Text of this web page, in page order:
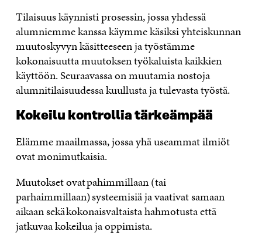
Tilaisuus käynnisti prosessin, jossa yhdessä
alumniemme kanssa käymme käsiksi yhteiskunnan
muutoskyvyn käsitteeseen ja työstämme
kokonaisuutta muutoksen työkaluista kaikkien
käyttöön. Seuraavassa on muutamia nostoja
alumnitilaisuudessa kuullusta ja tulevasta työstä.
Kokeilu kontrollia tärkeämpää
Elämme maailmassa, jossa yhä useammat ilmiöt
ovat monimutkaisia.
Muutokset ovat pahimmillaan (tai
parhaimmillaan) systeemisiä ja vaativat samaan
aikaan sekä kokonaisvaltaista hahmotusta että
jatkuvaa kokeilua ja oppimista.